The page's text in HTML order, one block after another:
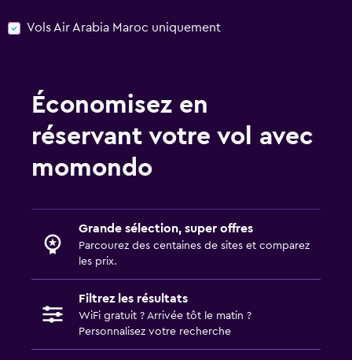
Vols Air Arabia Maroc uniquement
Économisez en
réservant votre vol avec
momondo
Grande sélection, super offres
Parcourez des centaines de sites et comparez
les prix.
Filtrez les résultats
WiFi gratuit ? Arrivée tôt le matin ?
Personnalisez votre recherche